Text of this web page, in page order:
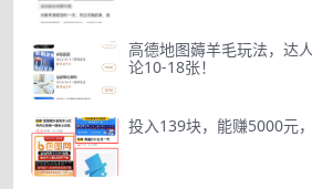
高德地图薅羊毛玩法，达
论10-18张！
投入139块，能赚5000元